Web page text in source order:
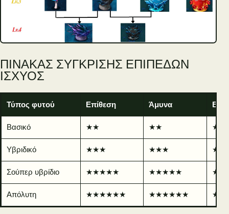
ΠΊΝΑΚΑΣ ΣΎΓΚΡΙΣΗΣ ΕΠΙΠΈΔΩΝ
ΙΣΧΎΟΣ
Τύπος φυτού Επίθεση Άμυνα
Βασικό ★★ ★★ ★
Υβριδικό ★★★ ★★★ ★★
Σούπερ υβρίδιο ★★★★★ ★★★★★
Απόλυτη ★★★★★★ ★★★★★★